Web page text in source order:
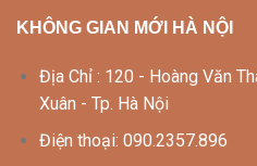
KHÔNG GIAN MỚI HÀ NỘI
Địa Chỉ : 120 - Hoàng Văn
Xuân - Tp. Hà Nội
Điện thoại: 090.2357.896